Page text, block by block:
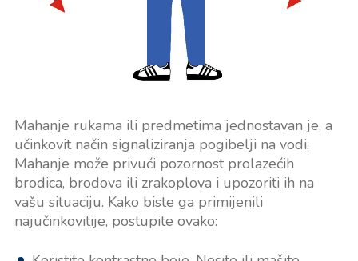
Mahanje rukama ili predmetima jednostavan je, a
učinkovit način signaliziranja pogibelji na vodi.
Mahanje može privući pozornost prolazećih
brodica, brodova ili zrakoplova i upozoriti ih na
vašu situaciju. Kako biste ga primijenili
najučinkovitije, postupite ovako: